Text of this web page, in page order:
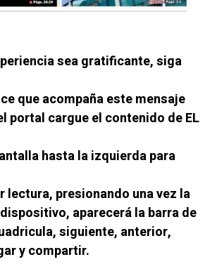
sea gratificante, siga
que acompaña este mensaje
portal cargue el contenido de EL
hasta la izquierda para
lectura, presionando una vez la
aparecerá la barra de
siguiente, anterior,
y compartir.